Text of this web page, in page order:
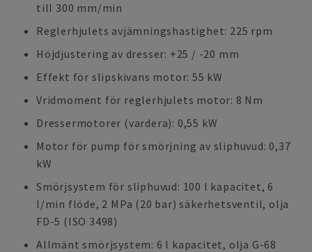
till 300 mm/min
Reglerhjulets avjämningshastighet: 225 rpm
Höjdjustering av dresser: +25 / -20 mm
Effekt för slipskivans motor: 55 kW
Vridmoment för reglerhjulets motor: 8 Nm
Dressermotorer (vardera): 0,55 kW
Motor för pump för smörjning av sliphuvud: 0,37
kW
Smörjsystem för sliphuvud: 100 l kapacitet, 6
l/min flöde, 2 MPa (20 bar) säkerhetsventil, olja
FD-5 (ISO 3498)
Allmänt smörjsystem: 6 l kapacitet, olja G-68